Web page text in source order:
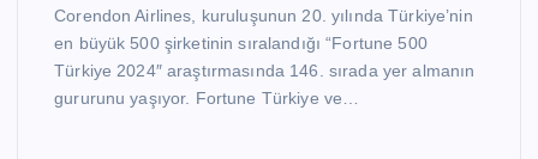
Corendon Airlines, kuruluşunun 20. yılında Türkiye’nin
en büyük 500 şirketinin sıralandığı “Fortune 500
Türkiye 2024″ araştırmasında 146. sırada yer almanın
gururunu yaşıyor. Fortune Türkiye ve…